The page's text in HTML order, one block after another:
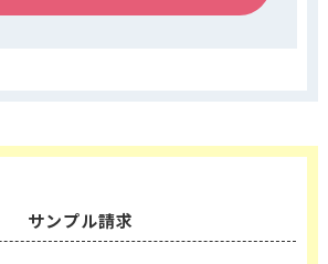
サンプル請求